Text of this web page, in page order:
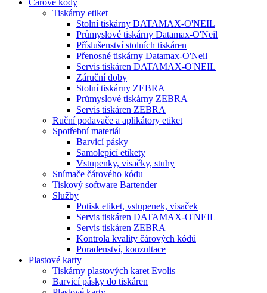
Čárové kódy
Tiskárny etiket
Stolní tiskárny DATAMAX-O'NEIL
Průmyslové tiskárny Datamax-O'Neil
Příslušenství stolních tiskáren
Přenosné tiskárny Datamax-O'Neil
Servis tiskáren DATAMAX-O'NEIL
Záruční doby
Stolní tiskárny ZEBRA
Průmyslové tiskárny ZEBRA
Servis tiskáren ZEBRA
Ruční podavače a aplikátory etiket
Spotřební materiál
Barvicí pásky
Samolepicí etikety
Vstupenky, visačky, stuhy
Snímače čárového kódu
Tiskový software Bartender
Služby
Potisk etiket, vstupenek, visaček
Servis tiskáren DATAMAX-O'NEIL
Servis tiskáren ZEBRA
Kontrola kvality čárových kódů
Poradenství, konzultace
Plastové karty
Tiskárny plastových karet Evolis
Barvicí pásky do tiskáren